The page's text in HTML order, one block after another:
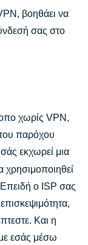
βοηθάει να
σας στο
χωρίς VPN,
παρόχου
εκχωρεί μια
χρησιμοποιηθεί
ο ISP σας
Και η
εσάς μέσω